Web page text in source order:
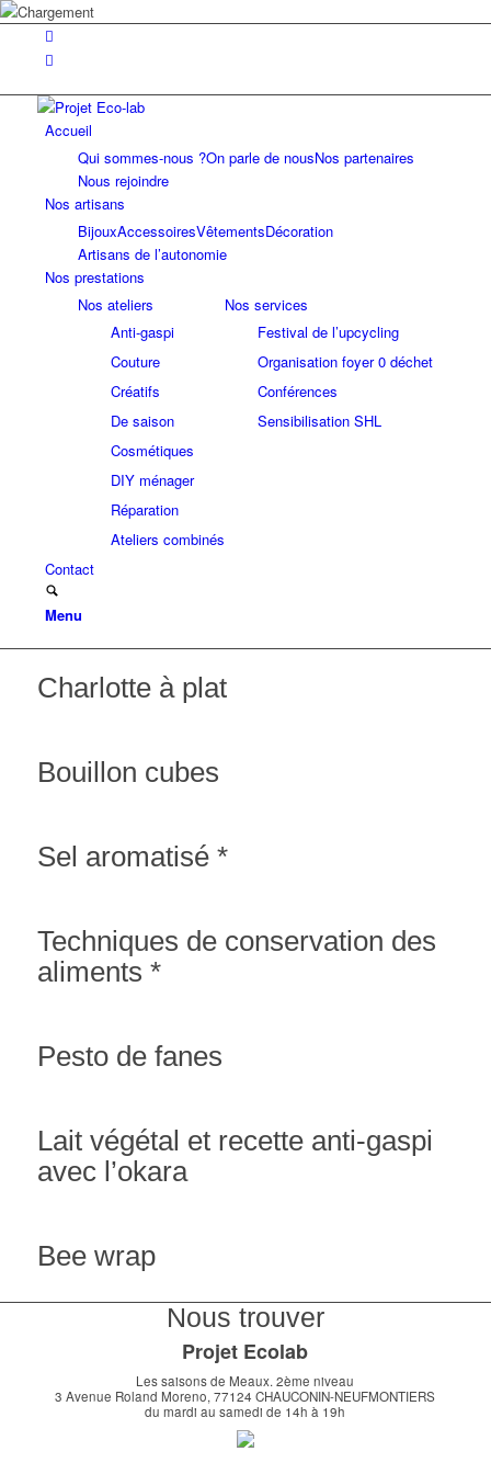
Accueil
Qui sommes-nous ?On parle de nousNos partenaires
Nous rejoindre
Nos artisans
BijouxAccessoiresVêtementsDécoration
Artisans de l’autonomie
Nos prestations
Nos ateliers
Anti-gaspi
Couture
Créatifs
De saison
Cosmétiques
DIY ménager
Réparation
Ateliers combinés
Nos services
Festival de l’upcycling
Organisation foyer 0 déchet
Conférences
Sensibilisation SHL
Contact
Menu
Charlotte à plat
Bouillon cubes
Sel aromatisé *
Techniques de conservation des
aliments *
Pesto de fanes
Lait végétal et recette anti-gaspi
avec l’okara
Bee wrap
Nous trouver
Projet Ecolab
Les saisons de Meaux. 2ème niveau
3 Avenue Roland Moreno, 77124 CHAUCONIN-NEUFMONTIERS
du mardi au samedi de 14h à 19h